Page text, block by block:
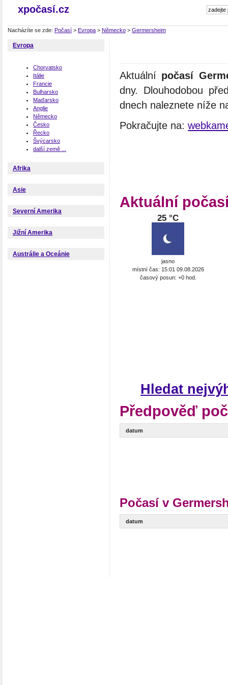
xpočasí.cz
Nacházíte se zde: Počasí > Evropa > Německo > Germersheim
Evropa
Chorvatsko
Itálie
Francie
Bulharsko
Maďarsko
Anglie
Německo
Česko
Řecko
Švýcarsko
další země ...
Afrika
Asie
Severní Amerika
Jižní Amerika
Austrálie a Oceánie
Aktuální počasí
dny. Dlouhodobou
dnech naleznete níže
Pokračujte na:
Aktuální
25 °C
jasno
místní čas: 15:01 09.08.2026
časový posun: +0 hod.
Hledat
Předpověď
datum
Počasí v
datum